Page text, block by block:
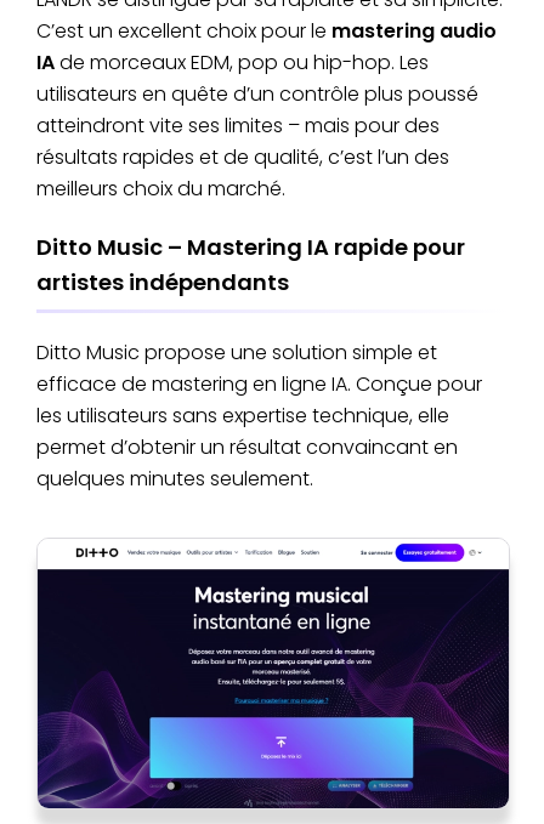
C’est un excellent choix pour le mastering audio
IAde morceaux EDM, pop ou hip-hop. Les
utilisateurs en quête d’un contrôle plus poussé
atteindront vite ses limites – mais pour des
résultats rapides et de qualité, c’est l’un des
meilleurs choix du marché.
Ditto Music – Mastering IA rapide pour
artistes indépendants
Ditto Music propose une solution simple et
efficace de mastering en ligne IA. Conçue pour
les utilisateurs sans expertise technique, elle
permet d’obtenir un résultat convaincant en
quelques minutes seulement.